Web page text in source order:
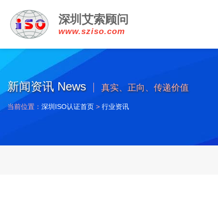
深圳艾索顾问
www.sziso.com
新闻资讯 News 真实、正向、传递价值
当前位置： 深圳ISO认证首页 > 行业资讯